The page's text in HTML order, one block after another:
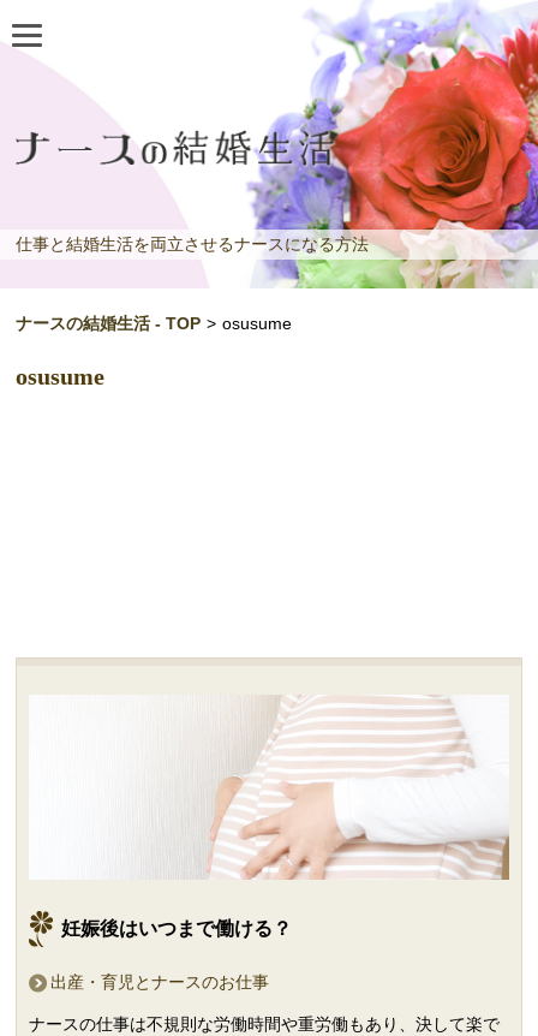
仕事と結婚生活を両立させるナースになる方法
ナースの結婚生活 - TOP > osusume
osusume
妊娠後はいつまで働ける？
出産・育児とナースのお仕事
ナースの仕事は不規則な労働時間や重労働もあり、決して楽で